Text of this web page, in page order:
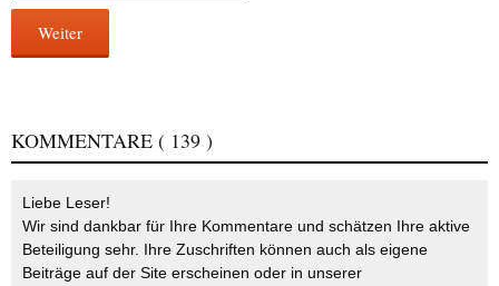
Weiter
KOMMENTARE ( 139 )
Liebe Leser!
Wir sind dankbar für Ihre Kommentare und schätzen Ihre aktive
Beteiligung sehr. Ihre Zuschriften können auch als eigene
Beiträge auf der Site erscheinen oder in unserer